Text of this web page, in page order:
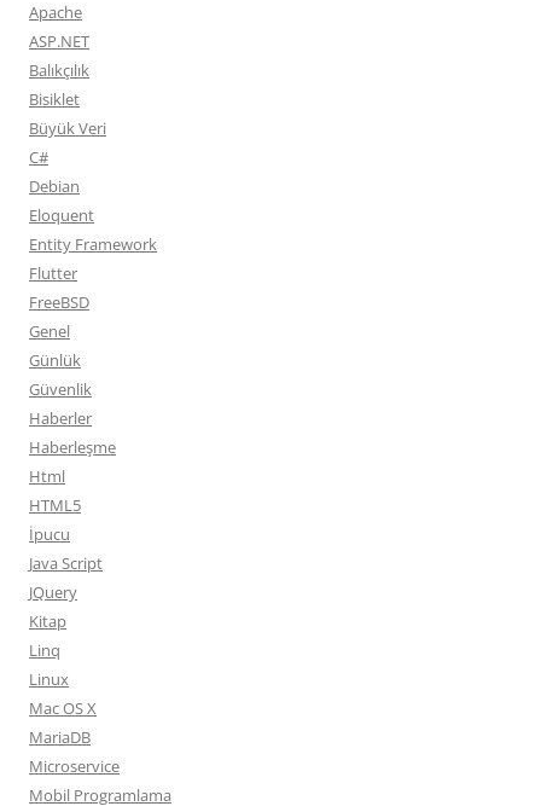
Apache
ASP.NET
Balıkçılık
Bisiklet
Büyük Veri
C#
Debian
Eloquent
Entity Framework
Flutter
FreeBSD
Genel
Günlük
Güvenlik
Haberler
Haberleşme
Html
HTML5
İpucu
Java Script
JQuery
Kitap
Linq
Linux
Mac OS X
MariaDB
Microservice
Mobil Programlama